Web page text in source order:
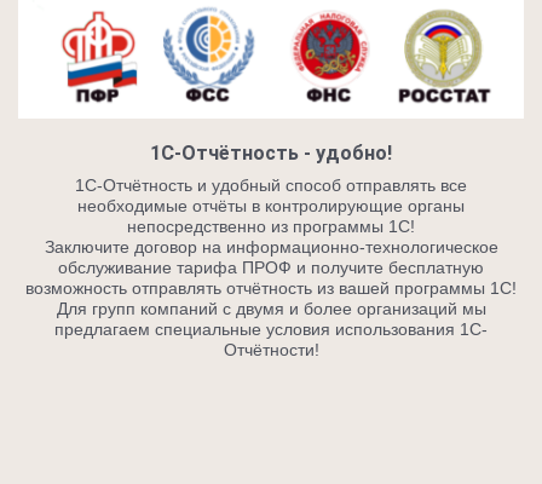
1С-Отчётность - удобно!
1С-Отчётность и удобный способ отправлять все
необходимые отчёты в контролирующие органы
непосредственно из программы 1С!
Заключите договор на информационно-технологическое
обслуживание тарифа ПРОФ и получите бесплатную
возможность отправлять отчётность из вашей программы 1С!
Для групп компаний с двумя и более организаций мы
предлагаем специальные условия использования 1С-
Отчётности!